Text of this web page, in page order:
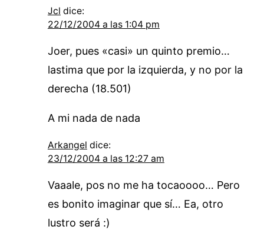
Jcl dice:
22/12/2004 a las 1:04 pm
Joer, pues «casi» un quinto premio…
lastima que por la izquierda, y no por la
derecha (18.501)
A mi nada de nada
Arkangel dice:
23/12/2004 a las 12:27 am
Vaaale, pos no me ha tocaoooo… Pero
es bonito imaginar que sí… Ea, otro
lustro será :)